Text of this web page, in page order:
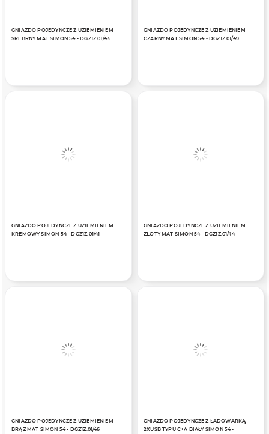
GNIAZDO POJEDYNCZE Z UZIEMIENIEM
SREBRNY MAT SIMON 54 - DGZ1Z.01/43
GNIAZDO POJEDYNCZE Z UZIEMIENIEM
CZARNY MAT SIMON 54 - DGZ1Z.01/49
GNIAZDO POJEDYNCZE Z UZIEMIENIEM
KREMOWY SIMON 54 - DGZ1Z.01/41
GNIAZDO POJEDYNCZE Z UZIEMIENIEM
ZŁOTY MAT SIMON 54 - DGZ1Z.01/44
GNIAZDO POJEDYNCZE Z UZIEMIENIEM
BRĄZ MAT SIMON 54 - DGZ1Z.01/46
GNIAZDO POJEDYNCZE Z ŁADOWARKĄ
2XUSB TYPU C+A BIAŁY SIMON 54 -